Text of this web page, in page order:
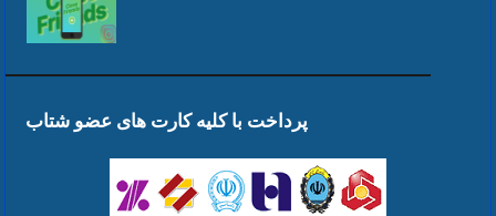
پرداخت با کلیه کارت های عضو شتاب